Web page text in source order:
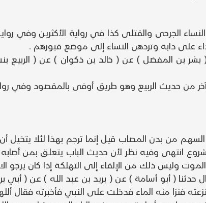
الجرحى والقتلى كذا في رواية الأكثرين وفي
على دابة وتردهن النساء إلى موضع قبورهم .
( بشر بن المفضل ) عن ( خالد بن ذكوان ) عن (
من حديث الربيع وهو طريق أوفى بالمقصود وفي
من بدن المصاب قيل إنما ترجم بهذا لئلا يتخيل
انتهى وفيه نظر لأن حديث الباب يتعلق بمن
وليس ذلك من الإلقاء إلى التهلكة إذا كان يرجو
) قال حدثنا ( أبو أسامة ) عن ( بريد بن عبد الله )
فنزا منه الماء فدخلت على النبي فأخبرته فقال